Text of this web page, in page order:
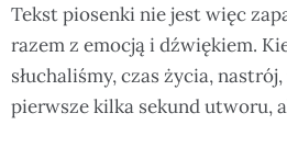
Tekst piosenki nie jest więc
razem z emocją i dźwiękiem.
słuchaliśmy, czas życia,
pierwsze kilka sekund utworu,